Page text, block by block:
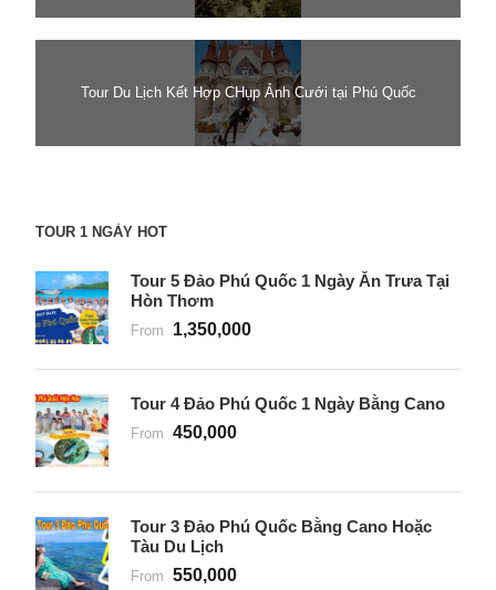
Tour Du Lịch Kết Hợp CHụp Ảnh Cưới tại Phú Quốc
TOUR 1 NGÀY HOT
Tour 5 Đảo Phú Quốc 1 Ngày Ăn Trưa Tại
Hòn Thơm
From 1,350,000
Tour 4 Đảo Phú Quốc 1 Ngày Bằng Cano
From 450,000
Tour 3 Đảo Phú Quốc Bằng Cano Hoặc
Tàu Du Lịch
From 550,000